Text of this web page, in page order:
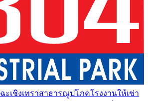
ฉะเชิงเทราสาธารณูปโภคโรงงานให้เช่า